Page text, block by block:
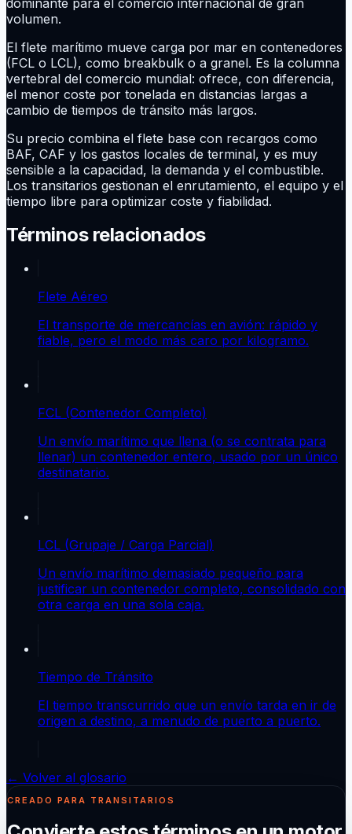
volumen.
El flete marítimo mueve carga por mar en contenedores
(FCL o LCL), como breakbulk o a granel. Es la columna
vertebral del comercio mundial: ofrece, con diferencia,
el menor coste por tonelada en distancias largas a
cambio de tiempos de tránsito más largos.
Su precio combina el flete base con recargos como
BAF, CAF y los gastos locales de terminal, y es muy
sensible a la capacidad, la demanda y el combustible.
Los transitarios gestionan el enrutamiento, el equipo y el
tiempo libre para optimizar coste y fiabilidad.
Términos relacionados
Flete Aéreo
El transporte de mercancías en avión: rápido y
fiable, pero el modo más caro por kilogramo.
FCL (Contenedor Completo)
Un envío marítimo que llena (o se contrata para
llenar) un contenedor entero, usado por un único
destinatario.
LCL (Grupaje / Carga Parcial)
Un envío marítimo demasiado pequeño para
justificar un contenedor completo, consolidado con
otra carga en una sola caja.
Tiempo de Tránsito
El tiempo transcurrido que un envío tarda en ir de
origen a destino, a menudo de puerto a puerto.
← Volver al glosario
CREADO PARA TRANSITARIOS